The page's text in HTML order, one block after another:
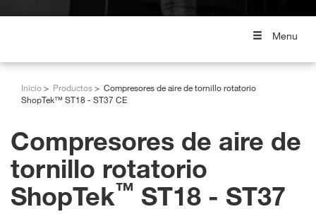
Menu
Inicio Productos
Compresores de aire de tornillo rotatorio
ShopTek™ ST18 - ST37 CE
Compresores de aire de
tornillo rotatorio
ShopTek™ ST18 - ST37